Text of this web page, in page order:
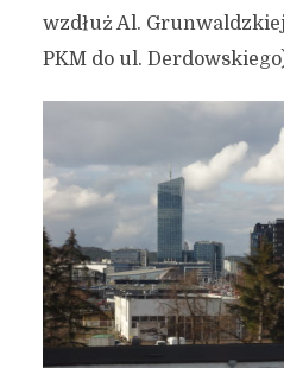
wzdłuż Al.
PKM do ul.